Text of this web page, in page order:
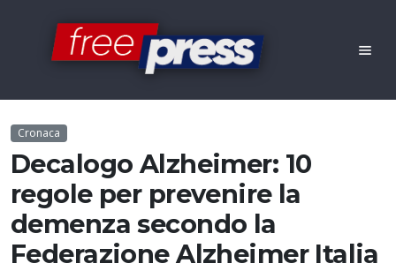
Cronaca
Decalogo Alzheimer: 10
regole per prevenire la
demenza secondo la
Federazione Alzheimer Italia